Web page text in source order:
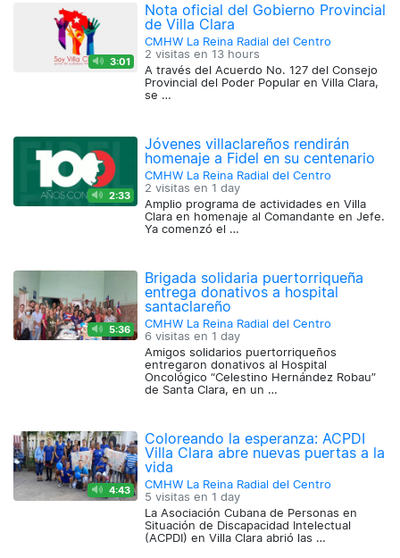
3:01
Nota oficial del Gobierno Provincial
de Villa Clara
CMHW La Reina Radial del Centro
2 visitas en 13 hours
A través del Acuerdo No. 127 del Consejo
Provincial del Poder Popular en Villa Clara,
se …
2:33
Jóvenes villaclareños rendirán
homenaje a Fidel en su centenario
CMHW La Reina Radial del Centro
2 visitas en 1 day
Amplio programa de actividades en Villa
Clara en homenaje al Comandante en Jefe.
Ya comenzó el …
5:36
Brigada solidaria puertorriqueña
entrega donativos a hospital
santaclareño
CMHW La Reina Radial del Centro
6 visitas en 1 day
Amigos solidarios puertorriqueños
entregaron donativos al Hospital
Oncológico “Celestino Hernández Robau”
de Santa Clara, en un …
4:43
Coloreando la esperanza: ACPDI
Villa Clara abre nuevas puertas a la
vida
CMHW La Reina Radial del Centro
5 visitas en 1 day
La Asociación Cubana de Personas en
Situación de Discapacidad Intelectual
(ACPDI) en Villa Clara abrió las …